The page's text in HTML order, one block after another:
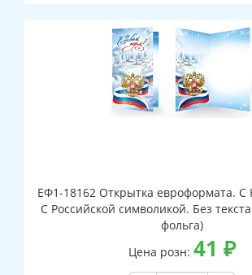
ЕФ1-18162 Открытка евроформата. С
С Российской символикой. Без
фольга)
Цена розн: 41 ₽